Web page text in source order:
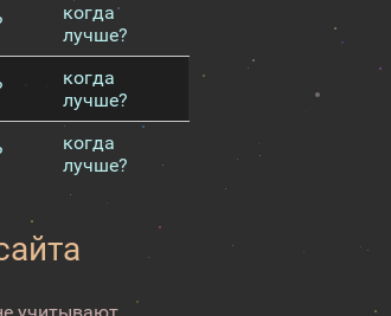
когда
лучше?
когда
лучше?
когда
лучше?